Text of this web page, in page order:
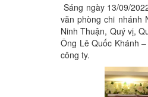
Sáng ngày 13/09/
văn phòng chi nhánh
Ninh Thuận, Quý vị,
Ông Lê Quốc Khánh
công ty.